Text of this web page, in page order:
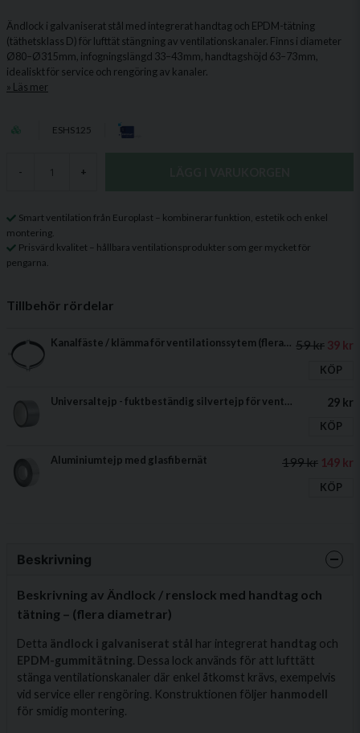
Ändlock i galvaniserat stål med integrerat handtag och EPDM-tätning
(täthetsklass D) för lufttät stängning av ventilationskanaler. Finns i diameter
Ø80–Ø315 mm, infogningslängd 33–43 mm, handtagshöjd 63–73 mm,
idealiskt för service och rengöring av kanaler.
Läs mer
ESHS125
- +
Smart ventilation från Europlast – kombinerar funktion, estetik och enkel
montering.
Prisvärd kvalitet – hållbara ventilationsprodukter som ger mycket för
pengarna.
Tillbehör rördelar
Kanalfäste / klämma för ventilationssytem (flera storlekar) 59 kr 39 kr
KÖP
Universaltejp - fuktbeständig silvertejp för ventilationskanaler 29 kr
KÖP
Aluminiumtejp med glasfibernät 199 kr 149 kr
KÖP
Beskrivning
Beskrivning av Ändlock / renslock med handtag och
tätning – (flera diametrar)
Detta ändlock i galvaniserat stål har integrerat handtag och
EPDM-gummitätning. Dessa lock används för att lufttätt
stänga ventilationskanaler där enkel åtkomst krävs, exempelvis
vid service eller rengöring. Konstruktionen följer hanmodell
för smidig montering.